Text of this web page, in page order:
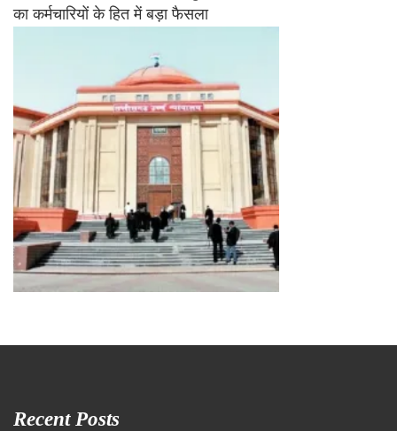
का कर्मचारियों के हित में बड़ा फैसला
Recent Posts